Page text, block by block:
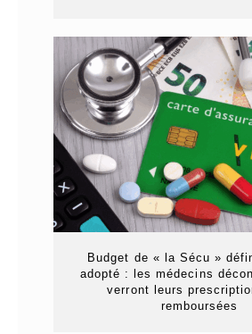
Budget de « la Sécu »
adopté : les médecins
verront leurs
remboursées